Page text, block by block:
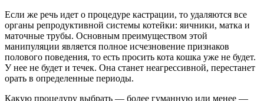
Если же речь идет о процедуре кастрации, то удаляются все
органы репродуктивной системы котейки: яичники, матка и
маточные трубы. Основным преимуществом этой
манипуляции является полное исчезновение признаков
полового поведения, то есть просить кота кошка уже не будет.
У нее не будет и течек. Она станет неагрессивной, перестанет
орать в определенные периоды.
Какую процедуру выбрать — более гуманную или менее —